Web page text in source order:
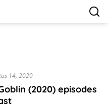
14, 2020
(2020) episodes